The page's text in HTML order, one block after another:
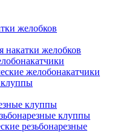
желобков
накатки желобков
желобонакатчики
клуппы
клуппы
клуппы
резьбонарезные